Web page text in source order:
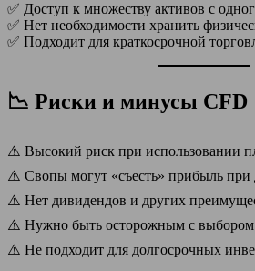
✅ Доступ к множеству активов с
✅ Нет необходимости хранить
✅ Подходит для краткосрочной
📉 Риски и минусы CFD
⚠️ Высокий риск при использовании
⚠️ Свопы могут «съесть» прибыль при
⚠️ Нет дивидендов и других
⚠️ Нужно быть осторожным с выбором
⚠️ Не подходит для долгосрочных